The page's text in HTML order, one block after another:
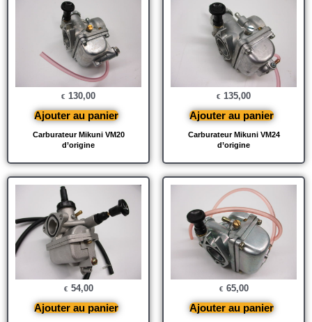
Carburateur Mikuni VM20
d’origine
€ 130,00
Ajouter au panier
Carburateur Mikuni VM24
d’origine
€ 135,00
Ajouter au panier
€ 54,00
Ajouter au panier
€ 65,00
Ajouter au panier